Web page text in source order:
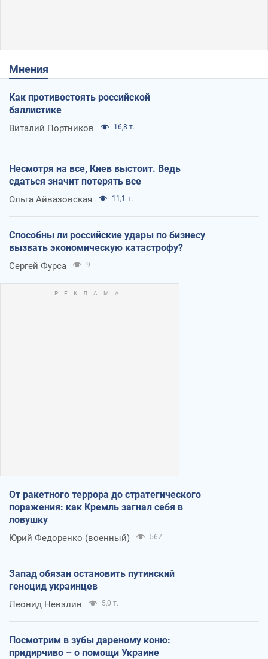
Мнения
Как противостоять российской
баллистике
Виталий Портников 16,8 т.
Несмотря на все, Киев выстоит. Ведь
сдаться значит потерять все
Ольга Айвазовская 11,1 т.
Способны ли российские удары по бизнесу
вызвать экономическую катастрофу?
Сергей Фурса 9
От ракетного террора до стратегического
поражения: как Кремль загнал себя в
ловушку
Юрий Федоренко (военный) 567
Запад обязан остановить путинский
геноцид украинцев
Леонид Невзлин 5,0 т.
Посмотрим в зубы дареному коню:
придирчиво – о помощи Украине